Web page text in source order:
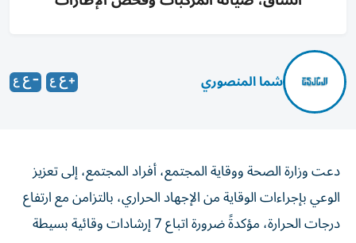
شما المنصوري
دعت وزارة الصحة ووقاية المجتمع، أفراد المجتمع، إلى تعزيز
الوعي بإجراءات الوقاية من الإجهاد الحراري، بالتزامن مع ارتفاع
درجات الحرارة، مؤكدةً ضرورة اتباع 7 إرشادات وقائية بسيطة